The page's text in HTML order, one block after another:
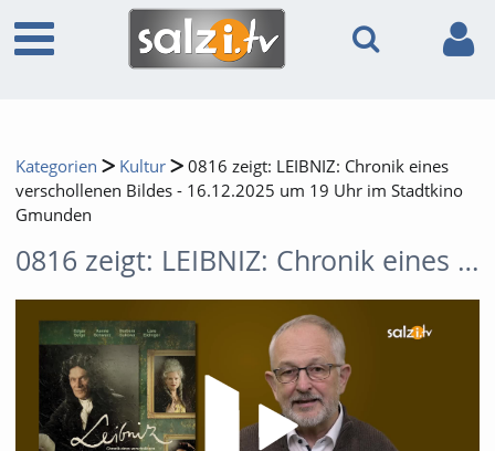
Kategorien Kultur
0816 zeigt: LEIBNIZ: Chronik eines
verschollenen Bildes - 16.12.2025 um 19 Uhr im Stadtkino
Gmunden
0816 zeigt: LEIBNIZ: Chronik eines verschollenen Bildes - 16.12.2025 um 19 Uhr im Stadtkino Gmunden